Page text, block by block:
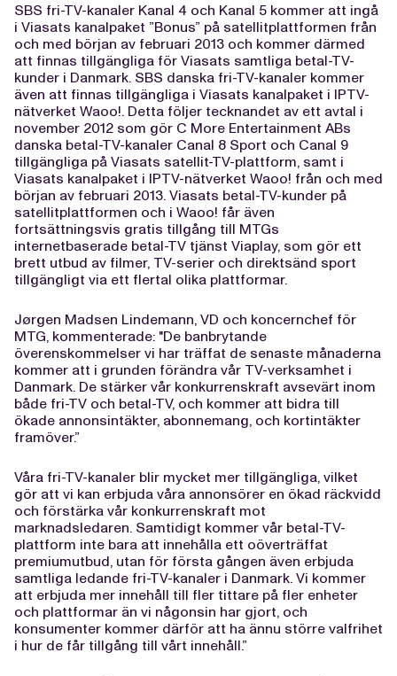
SBS fri-TV-kanaler Kanal 4 och Kanal 5 kommer att ingå
i Viasats kanalpaket ”Bonus” på satellitplattformen från
och med början av februari 2013 och kommer därmed
att finnas tillgängliga för Viasats samtliga betal-TV-
kunder i Danmark. SBS danska fri-TV-kanaler kommer
även att finnas tillgängliga i Viasats kanalpaket i IPTV-
nätverket Waoo!. Detta följer tecknandet av ett avtal i
november 2012 som gör C More Entertainment ABs
danska betal-TV-kanaler Canal 8 Sport och Canal 9
tillgängliga på Viasats satellit-TV-plattform, samt i
Viasats kanalpaket i IPTV-nätverket Waoo! från och med
början av februari 2013. Viasats betal-TV-kunder på
satellitplattformen och i Waoo! får även
fortsättningsvis gratis tillgång till MTGs
internetbaserade betal-TV tjänst Viaplay, som gör ett
brett utbud av filmer, TV-serier och direktsänd sport
tillgängligt via ett flertal olika plattformar.
Jørgen Madsen Lindemann, VD och koncernchef för
MTG, kommenterade: "De banbrytande
överenskommelser vi har träffat de senaste månaderna
kommer att i grunden förändra vår TV-verksamhet i
Danmark. De stärker vår konkurrenskraft avsevärt inom
både fri-TV och betal-TV, och kommer att bidra till
ökade annonsintäkter, abonnemang, och kortintäkter
framöver.”
Våra fri-TV-kanaler blir mycket mer tillgängliga, vilket
gör att vi kan erbjuda våra annonsörer en ökad räckvidd
och förstärka vår konkurrenskraft mot
marknadsledaren. Samtidigt kommer vår betal-TV-
plattform inte bara att innehålla ett oöverträffat
premiumutbud, utan för första gången även erbjuda
samtliga ledande fri-TV-kanaler i Danmark. Vi kommer
att erbjuda mer innehåll till fler tittare på fler enheter
och plattformar än vi någonsin har gjort, och
konsumenter kommer därför att ha ännu större valfrihet
i hur de får tillgång till vårt innehåll.”